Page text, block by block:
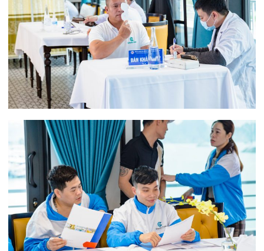
Tin mới nhất
THÔNG BÁO THAY ĐỔI GIỜ LÀM
VIỆC
31/07/2026
TRẢI NGHIỆM Y TẾ CHUẨN QUỐC
TẾ CHẠM ĐẾN TRÁI TI...